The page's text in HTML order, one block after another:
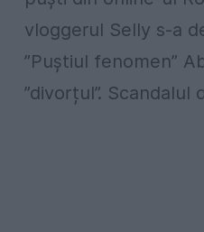
vloggerul Selly s-a
”Puștiul fenomen”
”divorțul”. Scandalul